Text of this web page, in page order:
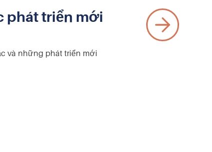
phát triển mới
và những phát triển mới